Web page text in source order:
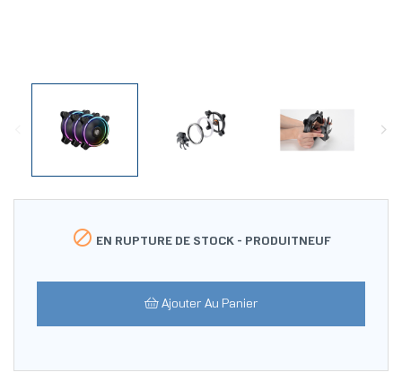
 EN RUPTURE DE STOCK - PRODUITNEUF
Ajouter Au Panier